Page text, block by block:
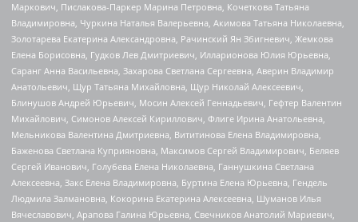
Маркович, Пислакова-Паркер Марина Петровна, Кочеткова Татьяна
Владимировна, Чуркина Наталья Валерьевна, Акимова Татьяна Николаевна,
Золотарева Екатерина Александровна, Рачинский Ян Збигневич, Жемкова
Елена Борисовна, Гудков Лев Дмитриевич, Илларионова Юлия Юрьевна,
Саранг Анна Васильевна, Захарова Светлана Сергеевна, Аверин Владимир
Анатольевич, Щур Татьяна Михайловна, Щур Николай Алексеевич,
Блинушов Андрей Юрьевич, Мосин Алексей Геннадьевич, Гефтер Валентин
Михайлович, Симонов Алексей Кириллович, Флиге Ирина Анатольевна,
Мельникова Валентина Дмитриевна, Вититинова Елена Владимировна,
Баженова Светлана Куприяновна, Максимов Сергей Владимирович, Беляев
Сергей Иванович, Голубева Елена Николаевна, Ганнушкина Светлана
Алексеевна, Закс Елена Владимировна, Буртина Елена Юрьевна, Гендель
Людмила Залмановна, Кокорина Екатерина Алексеевна, Шуманов Илья
Вячеславович, Арапова Галина Юрьевна, Свечников Анатолий Мариевич,